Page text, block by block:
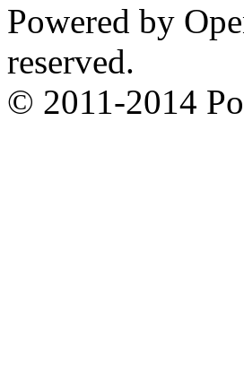
Powered by
reserved.
© 2011-2014